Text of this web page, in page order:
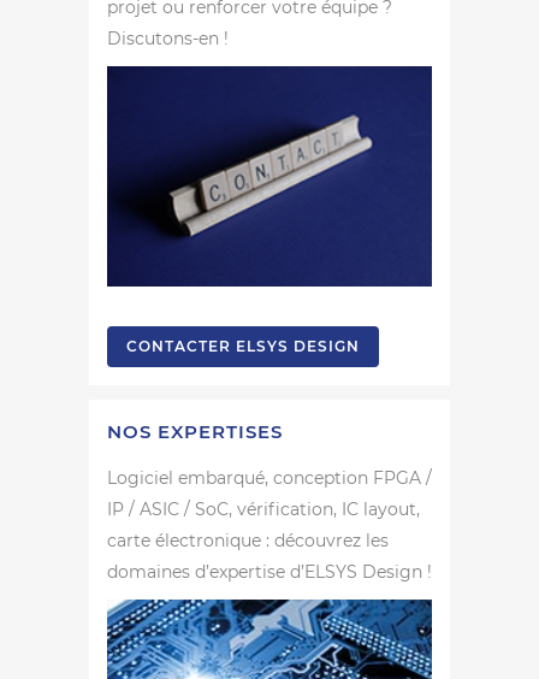
projet ou renforcer votre équipe ?
Discutons-en !
CONTACTER ELSYS DESIGN
NOS EXPERTISES
Logiciel embarqué, conception FPGA /
IP / ASIC / SoC, vérification, IC layout,
carte électronique : découvrez les
domaines d’expertise d’ELSYS Design !